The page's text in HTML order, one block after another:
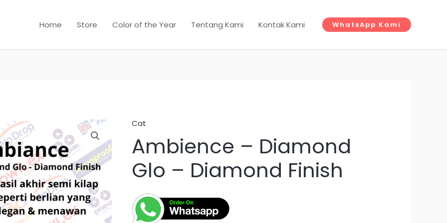
Home Store Color of the Year Tentang Kami Kontak Kami WhatsApp Kami
Cat
Ambience – Diamond
Glo – Diamond Finish